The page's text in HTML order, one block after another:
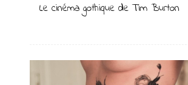
Le cinéma gothique de Tim Burton